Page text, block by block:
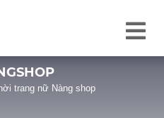
trang nữ Nàng shop